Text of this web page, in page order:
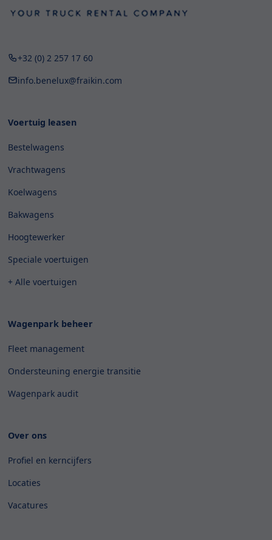
+32 (0) 2 257 17 60
info.benelux@fraikin.com
Voertuig leasen
Bestelwagens
Vrachtwagens
Koelwagens
Bakwagens
Hoogtewerker
Speciale voertuigen
+ Alle voertuigen
Wagenpark beheer
Fleet management
Ondersteuning energie transitie
Wagenpark audit
Over ons
Profiel en kerncijfers
Locaties
Vacatures